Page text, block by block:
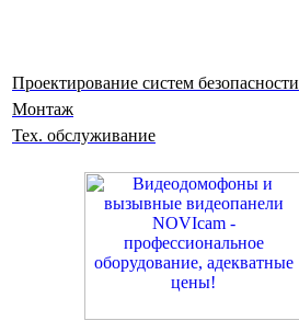
Проектирование систем безопасности
Монтаж
Тех. обслуживание